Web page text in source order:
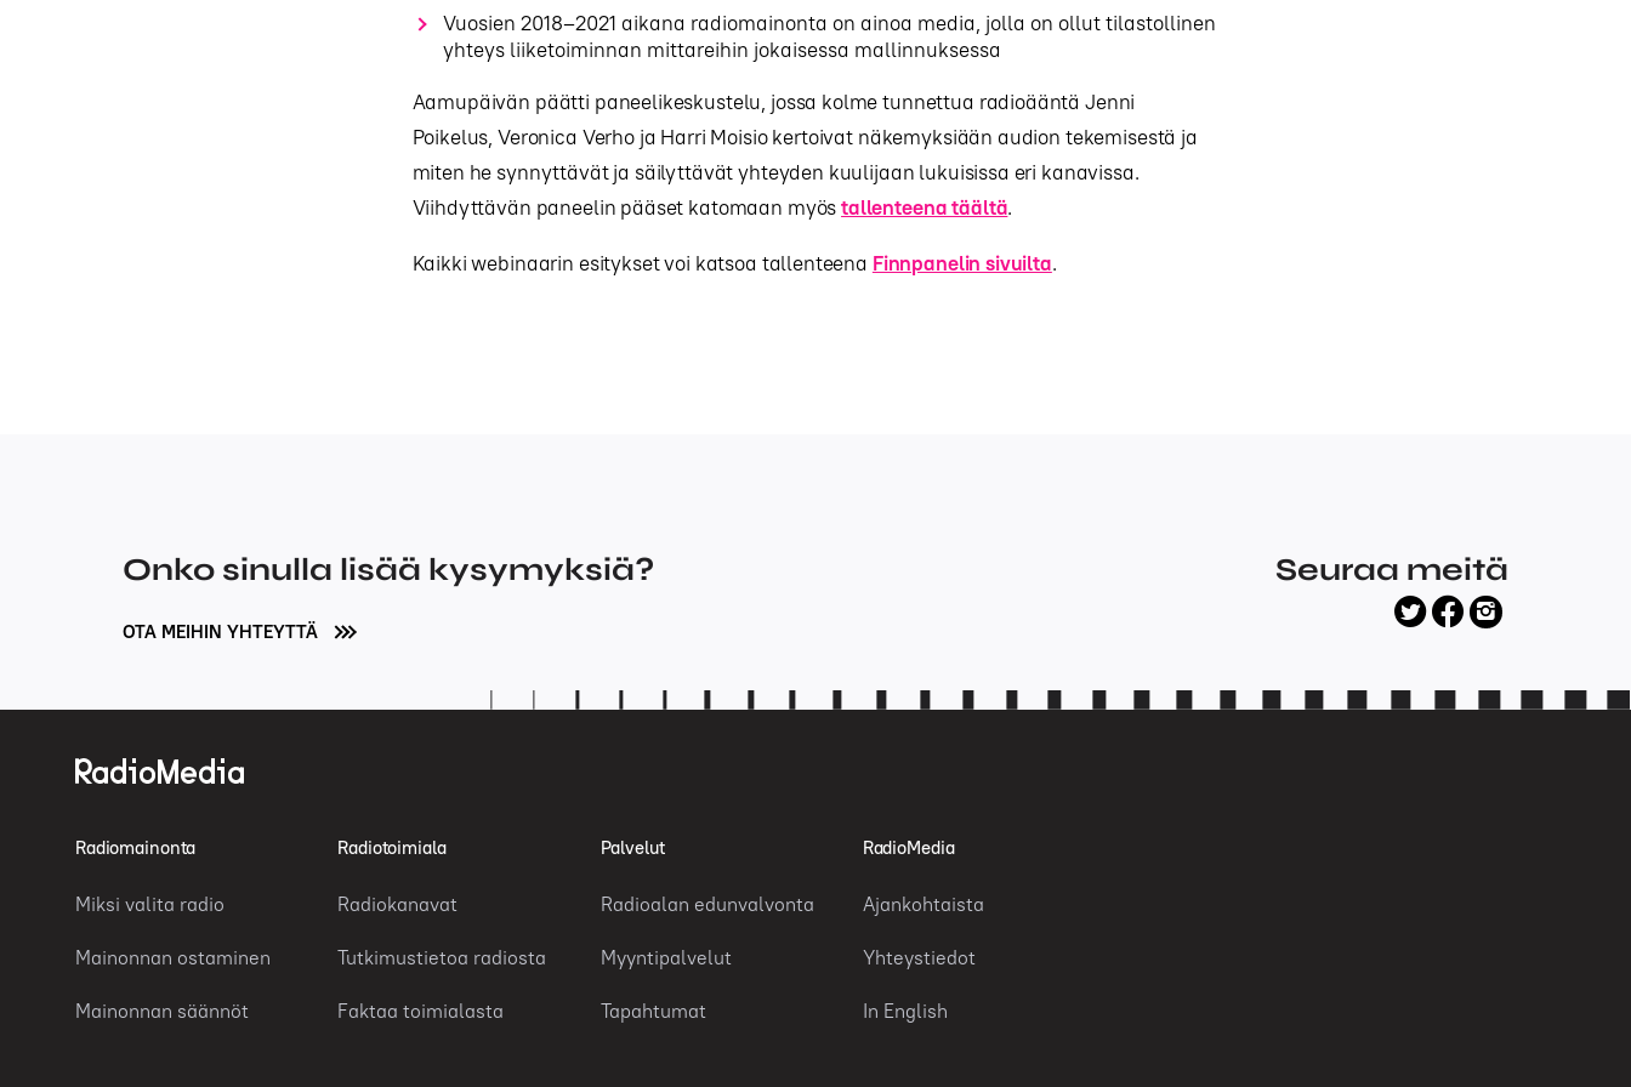
Vuosien 2018–2021 aikana radiomainonta on ainoa media, jolla on ollut tilastollinen
yhteys liiketoiminnan mittareihin jokaisessa mallinnuksessa
Aamupäivän päätti paneelikeskustelu, jossa kolme tunnettua radioääntä Jenni
Poikelus, Veronica Verho ja Harri Moisio kertoivat näkemyksiään audion tekemisestä ja
miten he synnyttävät ja säilyttävät yhteyden kuulijaan lukuisissa eri kanavissa.
Viihdyttävän paneelin pääset katomaan myöstallenteena täältä.
Kaikki webinaarin esitykset voi katsoa tallenteena Finnpanelin sivuilta.
Onko sinulla lisää kysymyksiä?
OTA MEIHIN YHTEYTTÄ
Seuraa meitä
twitter
facebook
instagram
Radiomainonta
Miksi valita radio
Mainonnan ostaminen
Mainonnan säännöt
Radiotoimiala
Radiokanavat
Tutkimustietoa radiosta
Faktaa toimialasta
Palvelut
Radioalan edunvalvonta
Myyntipalvelut
Tapahtumat
RadioMedia
Ajankohtaista
Yhteystiedot
In English